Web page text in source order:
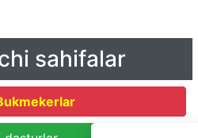
sahifalar